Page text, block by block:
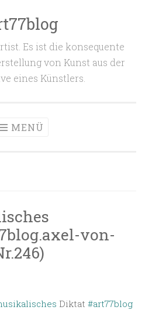
Es ist die konsequente
von Kunst aus der
eines Künstlers.
MENÜ
von-
Diktat #art77blog